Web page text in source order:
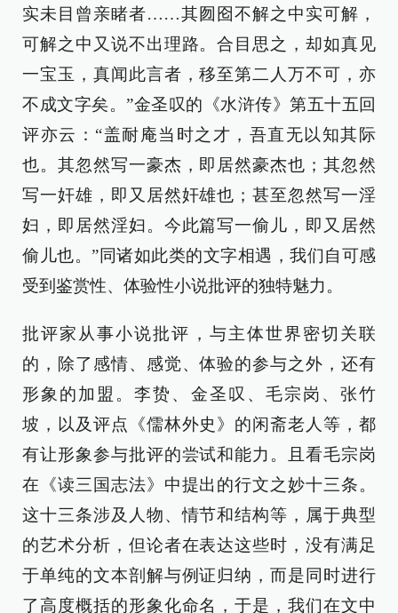
实未目曾亲睹者……其囫囵不解之中实可解，
可解之中又说不出理路。合目思之，却如真见
一宝玉，真闻此言者，移至第二人万不可，亦
不成文字矣。”金圣叹的《水浒传》第五十五回
评亦云：“盖耐庵当时之才，吾直无以知其际
也。其忽然写一豪杰，即居然豪杰也；其忽然
写一奸雄，即又居然奸雄也；甚至忽然写一淫
妇，即居然淫妇。今此篇写一偷儿，即又居然
偷儿也。”同诸如此类的文字相遇，我们自可感
受到鉴赏性、体验性小说批评的独特魅力。
批评家从事小说批评，与主体世界密切关联
的，除了感情、感觉、体验的参与之外，还有
形象的加盟。李贽、金圣叹、毛宗岗、张竹
坡，以及评点《儒林外史》的闲斋老人等，都
有让形象参与批评的尝试和能力。且看毛宗岗
在《读三国志法》中提出的行文之妙十三条。
这十三条涉及人物、情节和结构等，属于典型
的艺术分析，但论者在表达这些时，没有满足
于单纯的文本剖解与例证归纳，而是同时进行
了高度概括的形象化命名，于是，我们在文中